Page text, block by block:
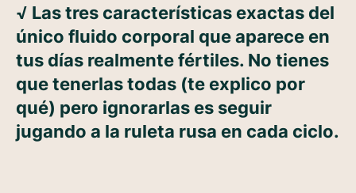
√ Lastres características exactas del
único fluido corporal que aparece en
tus días realmente fértiles. No tienes
que tenerlas todas (te explico por
qué) pero ignorarlas es seguir
jugando a la ruleta rusa en cada ciclo.